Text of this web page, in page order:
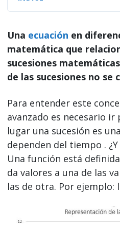
Una ecuación en
matemática que
sucesiones
de las sucesiones no se
Para entender este
avanzado es necesario
lugar una sucesión es
dependen del tiempo .
Una función está
da valores a una de las
las de otra. Por ejemplo: